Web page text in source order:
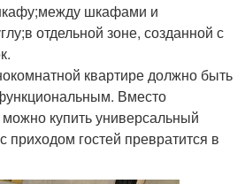
шкафами и
отдельной зоне, созданной с
квартире должно быть
Вместо
купить универсальный
приходом гостей превратится в